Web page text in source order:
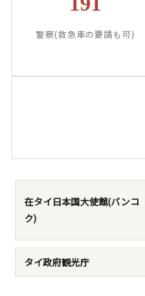
警察(救急車の要請も可)
在タイ日本国大使館(バンコ
ク)
タイ政府観光庁